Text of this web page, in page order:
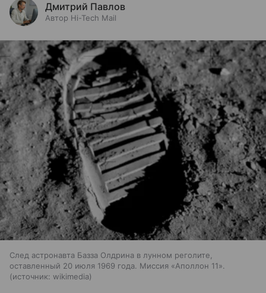
Дмитрий Павлов
Автор Hi-Tech Mail
След астронавта Базза Олдрина в лунном реголите,
оставленный 20 июля 1969 года. Миссия «Аполлон 11».
источник: wikimedia